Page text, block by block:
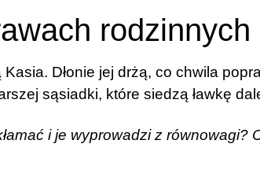
rodzinnych
Dłonie jej drżą, co chwila
sąsiadki, które siedzą ławkę
i je wyprowadzi z równowagi?